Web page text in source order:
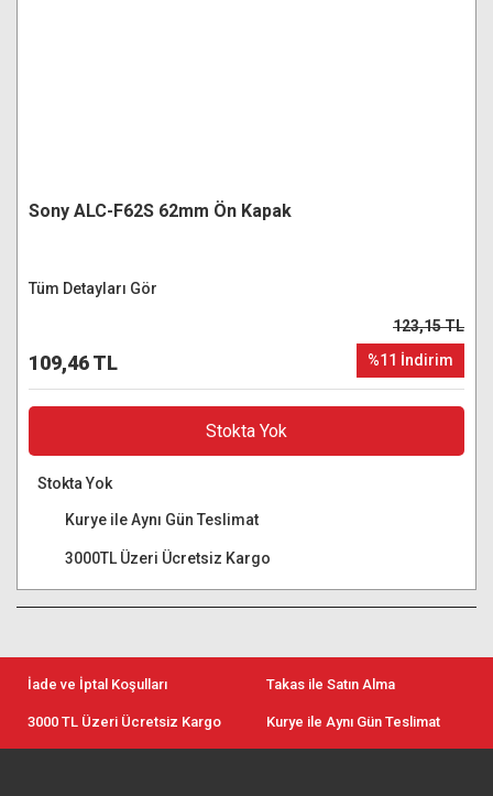
Sony ALC-F62S 62mm Ön Kapak
Tüm Detayları Gör
109,46 TL
123,15 TL
%11 İndirim
Stokta Yok
Stokta Yok
Kurye ile Aynı Gün Teslimat
3000TL Üzeri Ücretsiz Kargo
İade ve İptal Koşulları Takas ile Satın Alma
3000 TL Üzeri Ücretsiz Kargo Kurye ile Aynı Gün Teslimat